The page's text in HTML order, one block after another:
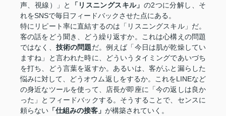
声、視線）」と
「リスニングスキル」 の2つに分解し、そ
れをSNSで毎日フィードバックさせた点にある。
特にリピート率に直結するのは「リスニングスキル」だ。
客の話をどう聞き、どう繰り返すか。これは心構えの問題
ではなく、 技術の問題だ。例えば「今日は肌が乾燥してい
ますね」と言われた時に、どういうタイミングであいづち
を打ち、どう言葉を返すか。あるいは、客がふと漏らした
悩みに対して、どうオウム返しをするか。これをLINEなど
の身近なツールを使って、店長が即座に「今の返しは良か
った」とフィードバックする。そうすることで、センスに
頼らない 「仕組みの接客」 が構築されていく。